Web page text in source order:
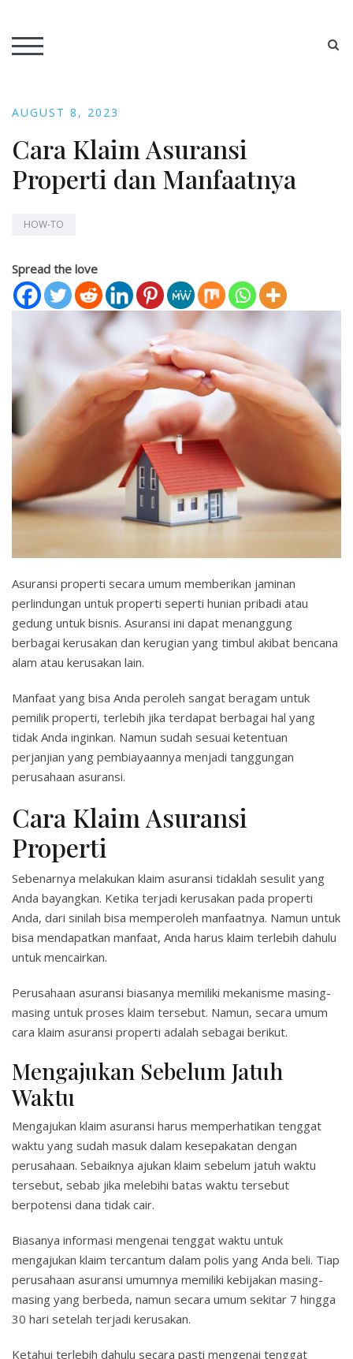
content
AOETUSA Media
TOGGLE MOBILE MENU
AUGUST 8, 2023
Cara Klaim Asuransi
Properti dan Manfaatnya
HOW-TO
Spread the love
Asuransi properti secara umum memberikan jaminan
perlindungan untuk properti seperti hunian pribadi atau
gedung untuk bisnis. Asuransi ini dapat menanggung
berbagai kerusakan dan kerugian yang timbul akibat bencana
alam atau kerusakan lain.
Manfaat yang bisa Anda peroleh sangat beragam untuk
pemilik properti, terlebih jika terdapat berbagai hal yang
tidak Anda inginkan. Namun sudah sesuai ketentuan
perjanjian yang pembiayaannya menjadi tanggungan
perusahaan asuransi.
Cara Klaim Asuransi
Properti
Sebenarnya melakukan klaim asuransi tidaklah sesulit yang
Anda bayangkan. Ketika terjadi kerusakan pada properti
Anda, dari sinilah bisa memperoleh manfaatnya. Namun untuk
bisa mendapatkan manfaat, Anda harus klaim terlebih dahulu
untuk mencairkan.
Perusahaan asuransi biasanya memiliki mekanisme masing-
masing untuk proses klaim tersebut. Namun, secara umum
cara klaim asuransi properti adalah sebagai berikut.
Mengajukan Sebelum Jatuh
Waktu
Mengajukan klaim asuransi harus memperhatikan tenggat
waktu yang sudah masuk dalam kesepakatan dengan
perusahaan. Sebaiknya ajukan klaim sebelum jatuh waktu
tersebut, sebab jika melebihi batas waktu tersebut
berpotensi dana tidak cair.
Biasanya informasi mengenai tenggat waktu untuk
mengajukan klaim tercantum dalam polis yang Anda beli. Tiap
perusahaan asuransi umumnya memiliki kebijakan masing-
masing yang berbeda, namun secara umum sekitar 7 hingga
30 hari setelah terjadi kerusakan.
Ketahui terlebih dahulu secara pasti mengenai tenggat